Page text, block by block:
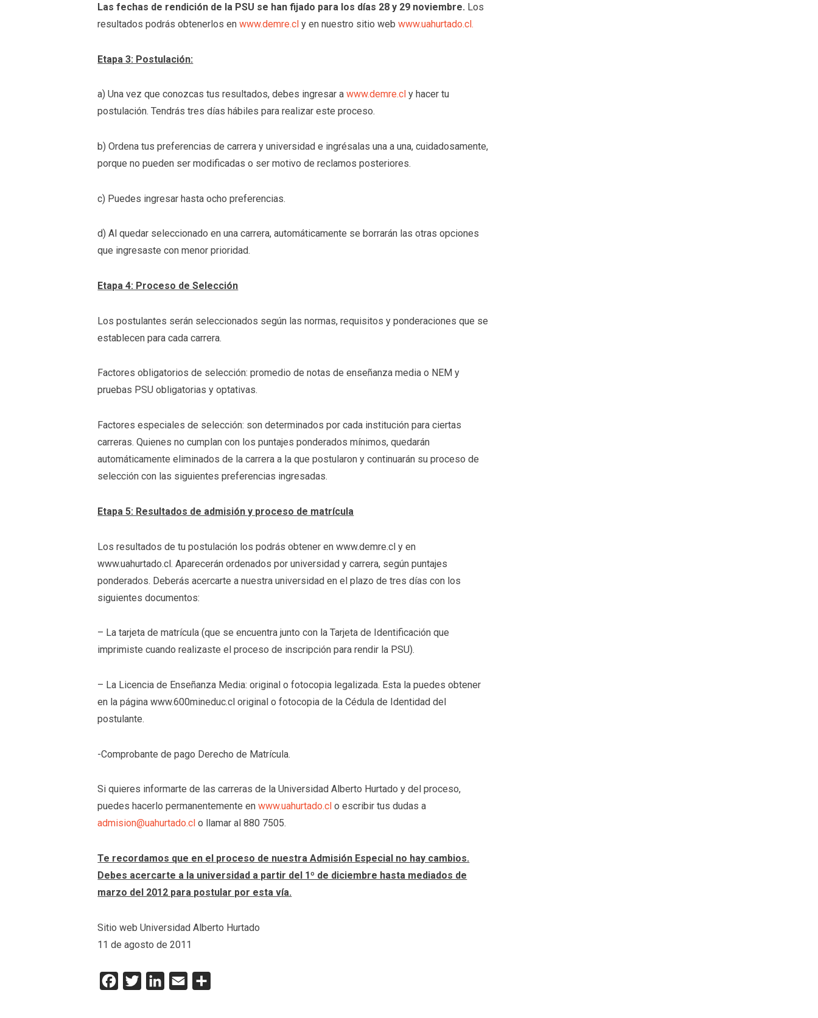
Las fechas de rendición de la PSU se han fijado para los días 28 y 29 noviembre. Los
resultados podrás obtenerlos enwww.demre.cl y en nuestro sitio webwww.uahurtado.cl.
Etapa 3: Postulación:
a) Una vez que conozcas tus resultados, debes ingresar awww.demre.cl y hacer tu
postulación. Tendrás tres días hábiles para realizar este proceso.
b) Ordena tus preferencias de carrera y universidad e ingrésalas una a una, cuidadosamente,
porque no pueden ser modificadas o ser motivo de reclamos posteriores.
c) Puedes ingresar hasta ocho preferencias.
d) Al quedar seleccionado en una carrera, automáticamente se borrarán las otras opciones
que ingresaste con menor prioridad.
Etapa 4: Proceso de Selección
Los postulantes serán seleccionados según las normas, requisitos y ponderaciones que se
establecen para cada carrera.
Factores obligatorios de selección: promedio de notas de enseñanza media o NEM y
pruebas PSU obligatorias y optativas.
Factores especiales de selección: son determinados por cada institución para ciertas
carreras. Quienes no cumplan con los puntajes ponderados mínimos, quedarán
automáticamente eliminados de la carrera a la que postularon y continuarán su proceso de
selección con las siguientes preferencias ingresadas.
Etapa 5: Resultados de admisión y proceso de matrícula
Los resultados de tu postulación los podrás obtener en www.demre.cl y en
www.uahurtado.cl. Aparecerán ordenados por universidad y carrera, según puntajes
ponderados. Deberás acercarte a nuestra universidad en el plazo de tres días con los
siguientes documentos:
– La tarjeta de matrícula (que se encuentra junto con la Tarjeta de Identificación que
imprimiste cuando realizaste el proceso de inscripción para rendir la PSU).
– La Licencia de Enseñanza Media: original o fotocopia legalizada. Esta la puedes obtener
en la página www.600mineduc.cl original o fotocopia de la Cédula de Identidad del
postulante.
-Comprobante de pago Derecho de Matrícula.
Si quieres informarte de las carreras de la Universidad Alberto Hurtado y del proceso,
puedes hacerlo permanentemente enwww.uahurtado.cl o escribir tus dudas a
admision@uahurtado.clo llamar al 880 7505.
Te recordamos que en el proceso de nuestra Admisión Especial no hay cambios.
Debes acercarte a la universidad a partir del 1º de diciembre hasta mediados de
marzo del 2012 para postular por esta vía.
Sitio web Universidad Alberto Hurtado
11 de agosto de 2011
Facebook
Twitter LinkedInEmail